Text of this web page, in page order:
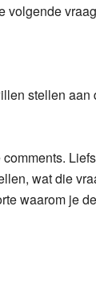
volgende
stellen aan
wat die
waarom je